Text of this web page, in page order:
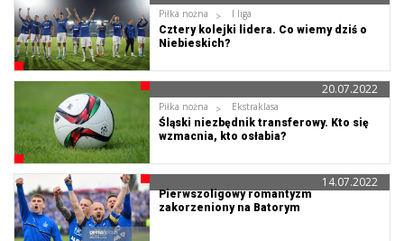
Piłka nożna
I liga
Cztery kolejki lidera. Co wiemy dziś o
Niebieskich?
Piłka nożna
Ekstraklasa
Śląski niezbędnik transferowy. Kto się
wzmacnia, kto osłabia?
20.07.2022
Pierwszoligowy romantyzm
zakorzeniony na Batorym
14.07.2022